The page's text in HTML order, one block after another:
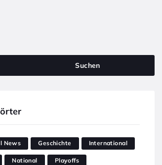
Suchen
News Geschichte International
National Playoffs